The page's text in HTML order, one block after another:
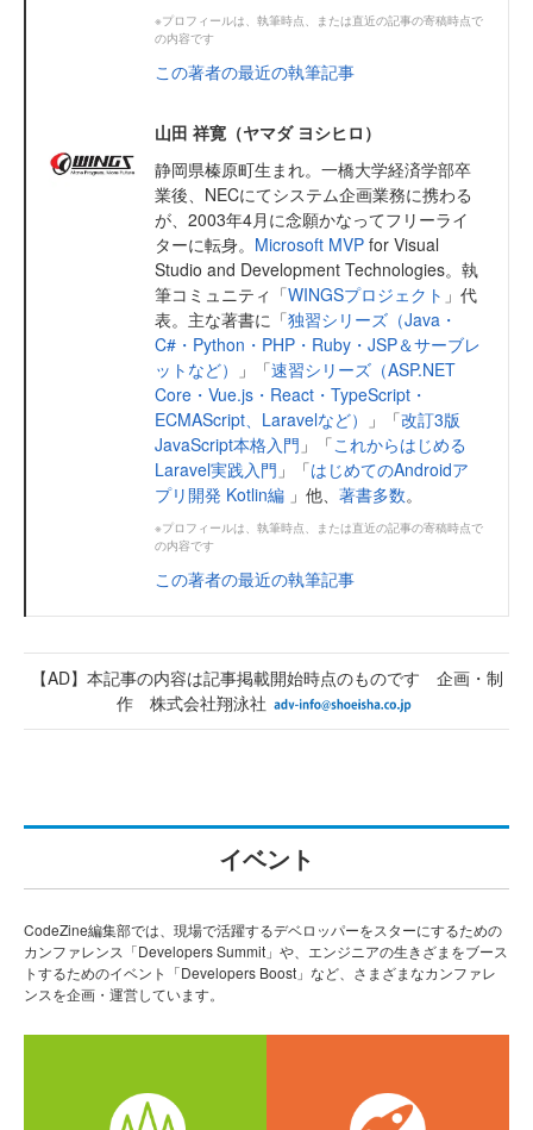
※プロフィールは、執筆時点、または直近の記事の寄稿時点で
の内容です
この著者の最近の執筆記事
山田 祥寛（ヤマダ ヨシヒロ）
静岡県榛原町生まれ。一橋大学経済学部卒
業後、NECにてシステム企画業務に携わる
が、2003年4月に念願かなってフリーライ
ターに転身。 Microsoft MVP for Visual
Studio and Development Technologies。執
筆コミュニティ「WINGSプロジェクト 」代
表。主な著書に「独習シリーズ（Java・
C#・Python・PHP・Ruby・JSP＆サーブレ
ットなど）
」「速習シリーズ（ASP.NET
Core・Vue.js・React・TypeScript・
ECMAScript、Laravelなど）
」「改訂3版
JavaScript本格入門 」「これからはじめる
Laravel実践入門 」「はじめてのAndroidア
プリ開発 Kotlin編 」他、 著書多数。
※プロフィールは、執筆時点、または直近の記事の寄稿時点で
の内容です
この著者の最近の執筆記事
【AD】本記事の内容は記事掲載開始時点のものです 企画・制
作 株式会社翔泳社
イベント
CodeZine編集部では、現場で活躍するデベロッパーをスターにするための
カンファレンス「Developers Summit」や、エンジニアの生きざまをブース
トするためのイベント「Developers Boost」など、さまざまなカンファレ
ンスを企画・運営しています。